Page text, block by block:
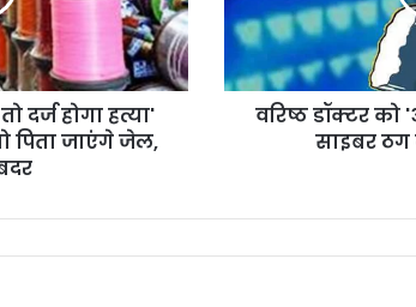
दर्ज होगा हत्या'
पिता जाएंगे जेल,
वरिष्ठ डॉक्टर
साइबर